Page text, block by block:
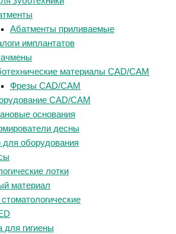
Абатменты приливаемые
имплантатов
материалы CAD/CAM
Фрезы CAD/CAM
CAD/CAM
основания
десны
для оборудования
лотки
материал
для гигиены